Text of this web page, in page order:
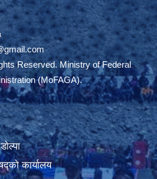
Reserved. Ministry of Federal
(MoFAGA).
कार्यालय